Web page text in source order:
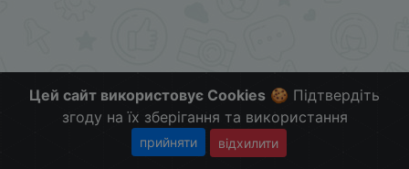
Цей сайт використовує Cookies 🍪 Підтвердіть
згоду на їх зберігання та використання
прийняти відхилити